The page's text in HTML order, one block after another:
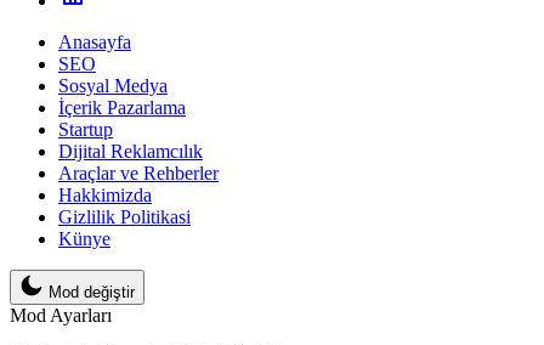
Anasayfa
SEO
Sosyal Medya
İçerik Pazarlama
Startup
Dijital Reklamcılık
Araçlar ve Rehberler
Hakkimizda
Gizlilik Politikasi
Künye
Mod değiştir
Mod Ayarları